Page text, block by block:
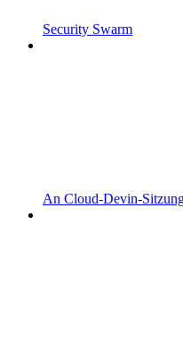
Security Swarm
An Cloud-Devin-